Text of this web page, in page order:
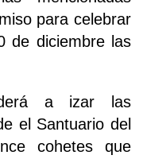
para celebrar
de diciembre las
a izar las
el Santuario del
cohetes que